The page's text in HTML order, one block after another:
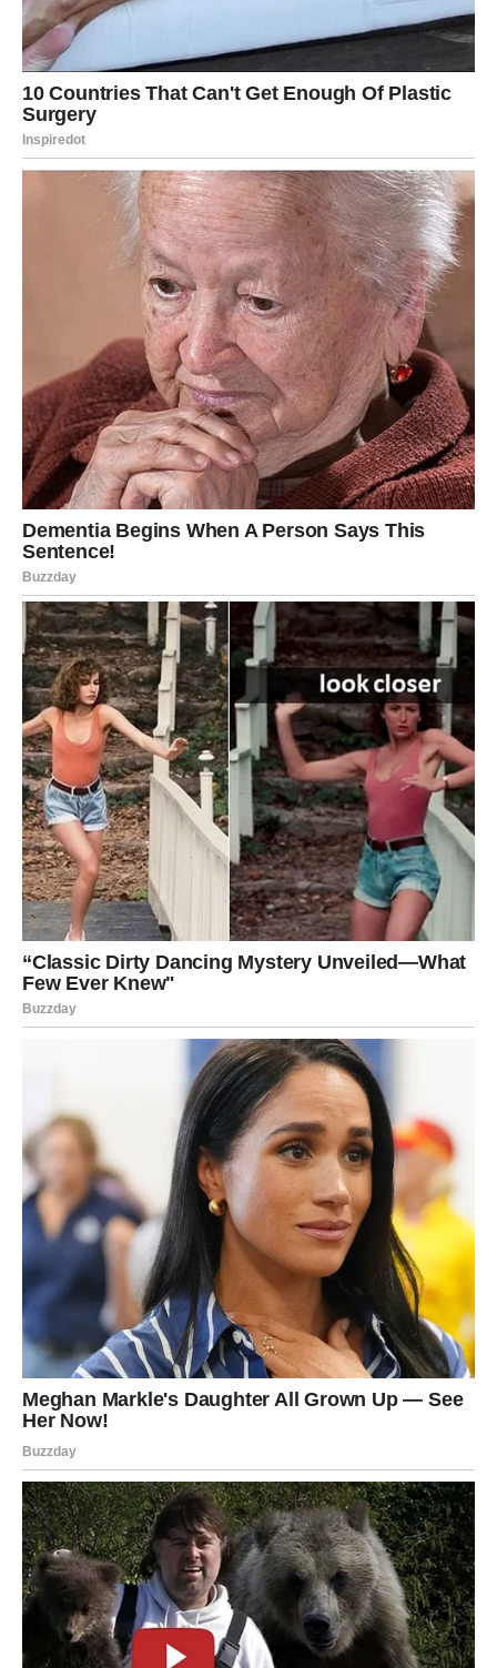
Vodolija
Vodolija danas dobija poruku u trenutku kada je najmanje
očekuje. Rečenica koja stiže pokreće lavinu emocija.
Ovo je dan kada shvataš da ljubav dolazi onda kada
prestaneš da je tražiš.
Ribe danas osećaju romantičnu energiju koja ih obuzima.
Susret, pogled ili razgovor ostavlja dubok trag.
Moguće je novo poznanstvo koje deluje kao da traje
godinama.